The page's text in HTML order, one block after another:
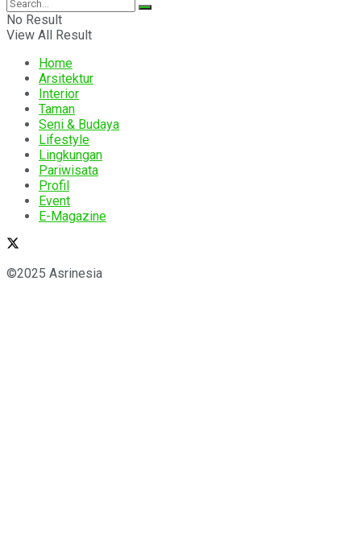
No Result
View All Result
Home
Arsitektur
Interior
Taman
Seni & Budaya
Lifestyle
Lingkungan
Pariwisata
Profil
Event
E-Magazine
©2025 Asrinesia